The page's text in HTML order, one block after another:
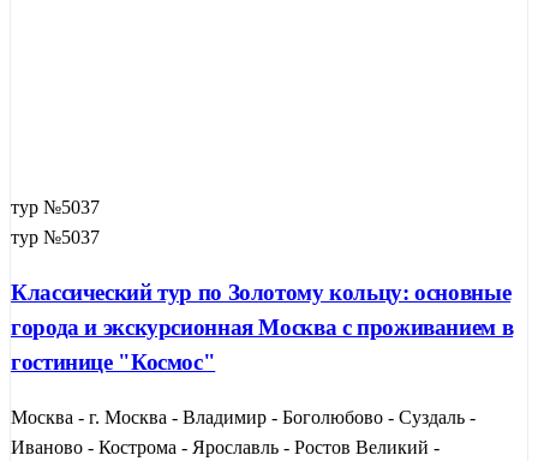
тур №5037
тур №5037
Классический тур по Золотому кольцу: основные
города и экскурсионная Москва с проживанием в
гостинице "Космос"
Москва - г. Москва - Владимир - Боголюбово - Суздаль -
Иваново - Кострома - Ярославль - Ростов Великий -